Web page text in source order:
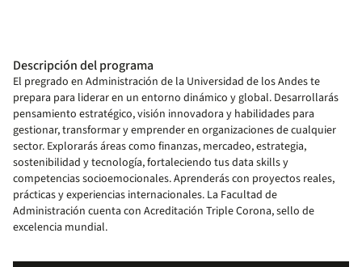
Descripción del programa
El pregrado en Administración de la Universidad de los Andes te
prepara para liderar en un entorno dinámico y global. Desarrollarás
pensamiento estratégico, visión innovadora y habilidades para
gestionar, transformar y emprender en organizaciones de cualquier
sector. Explorarás áreas como finanzas, mercadeo, estrategia,
sostenibilidad y tecnología, fortaleciendo tus data skills y
competencias socioemocionales. Aprenderás con proyectos reales,
prácticas y experiencias internacionales. La Facultad de
Administración cuenta con Acreditación Triple Corona, sello de
excelencia mundial.